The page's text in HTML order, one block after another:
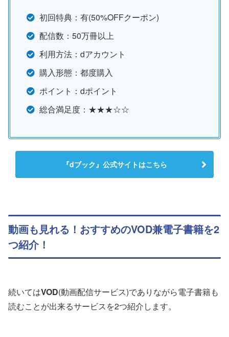
初回特典：有(50%OFFクーポン)
配信数：50万冊以上
利用方法：dアカウント
購入形態：都度購入
ポイント：dポイント
総合満足度：★★★☆☆
『dブック』公式サイトはこちら
動画も見れる！おすすめのVOD兼電子書籍を2
つ紹介！
続いてはVOD(動画配信サービス)でありながら電子書籍も
読むことが出来るサービスを2つ紹介します。